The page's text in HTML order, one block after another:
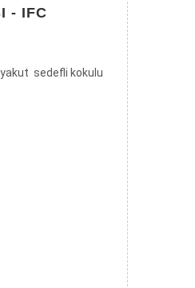
- IFC
yakut sedefli kokulu